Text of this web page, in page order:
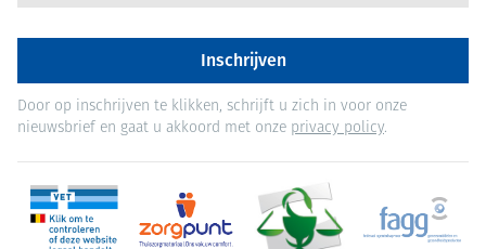
Inschrijven
Door op inschrijven te klikken, schrijft u zich in voor onze
nieuwsbrief en gaat u akkoord met onze privacy policy.